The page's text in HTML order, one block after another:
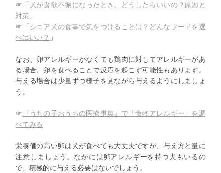
☞「 犬が食欲不振になったとき、どうしたらいいの？原因と
対策 」
☞「 シニア犬の食事で気をつけることは？どんなフードを選
べばいい？ 」
なお、卵アレルギーがなくても鶏肉に対してアレルギーがあ
る場合、卵を食べることで反応を起こす可能性もあります。
与える場合は少量ずつ様子を見ながら与えるようにしましょ
う。
☞ 『うちの子おうちの医療事典』で「食物アレルギー」を調
べてみる
栄養価の高い卵は犬が食べても大丈夫ですが、与え方と量に
注意しましょう。なかには卵アレルギーを持つ犬もいるの
で、積極的に与える必要はないでしょう。